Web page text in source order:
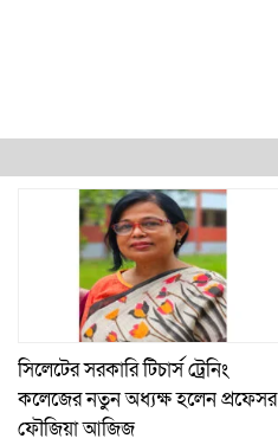
সিলেটের সরকারি টিচার্স ট্রেনিং
কলেজের নতুন অধ্যক্ষ হলেন প্রফেসর
ফৌজিয়া আজিজ